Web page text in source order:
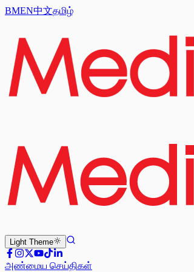
BMEN中文தமிழ்
Light Theme
அண்மைய செய்திகள்